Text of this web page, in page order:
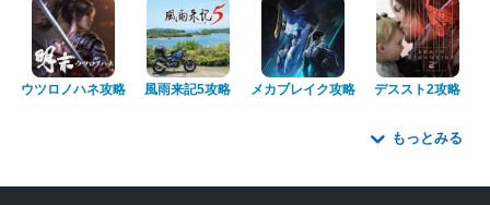
ウツロノハネ攻略 風雨来記5攻略 メカブレイク攻略 デススト2攻略
もっとみる